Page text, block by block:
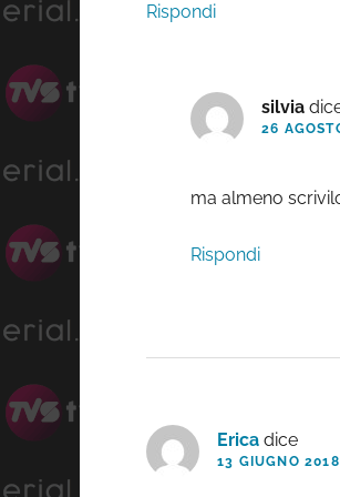
Rispondi
silvia
26
ma almeno
Rispondi
Erica dice
13 GIUGNO